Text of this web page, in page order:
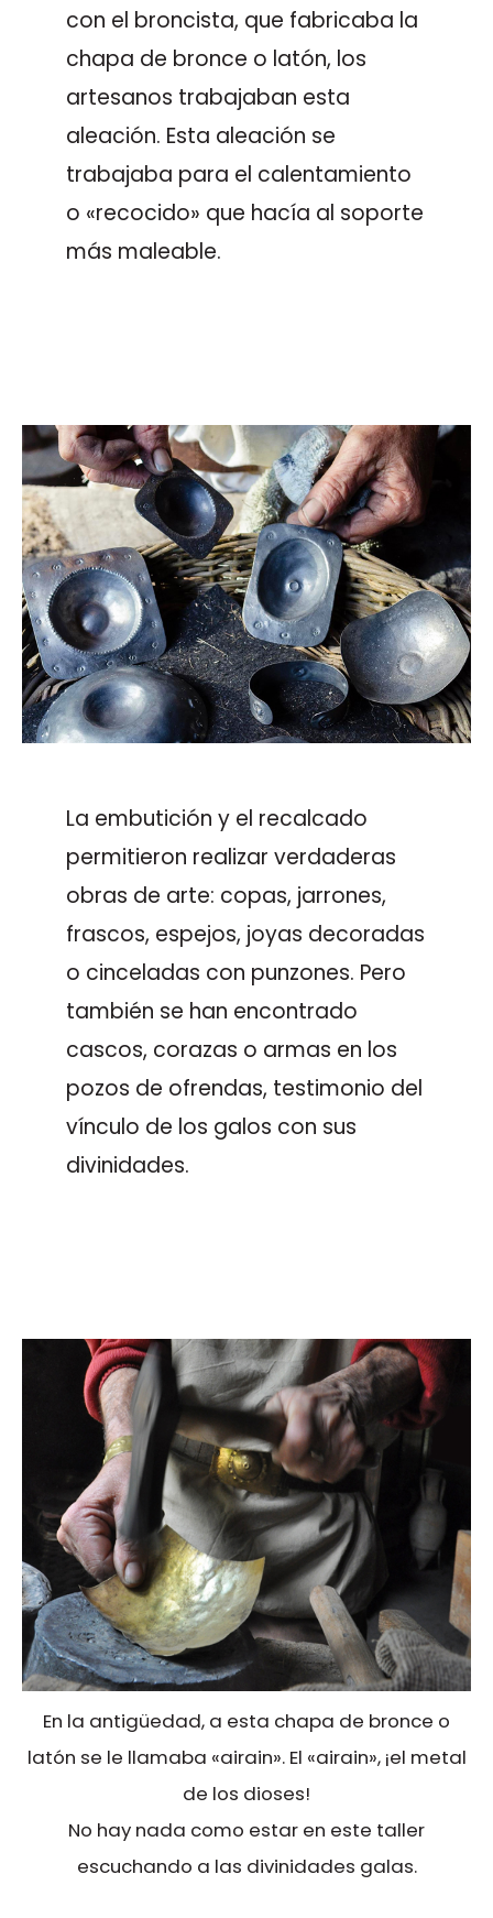
con el broncista, que fabricaba la
chapa de bronce o latón, los
artesanos trabajaban esta
aleación. Esta aleación se
trabajaba para el calentamiento
o «recocido» que hacía al soporte
más maleable.
La embutición y el recalcado
permitieron realizar verdaderas
obras de arte: copas, jarrones,
frascos, espejos, joyas decoradas
o cinceladas con punzones. Pero
también se han encontrado
cascos, corazas o armas en los
pozos de ofrendas, testimonio del
vínculo de los galos con sus
divinidades.
En la antigüedad, a esta chapa de bronce o
latón se le llamaba «airain». El «airain», ¡el metal
de los dioses!
No hay nada como estar en este taller
escuchando a las divinidades galas.